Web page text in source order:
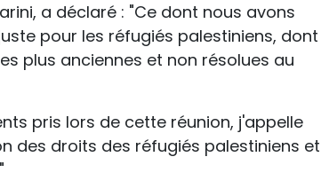
a déclaré : "Ce dont nous avons
pour les réfugiés palestiniens, dont
plus anciennes et non résolues au
pris lors de cette réunion, j'appelle
des droits des réfugiés palestiniens et